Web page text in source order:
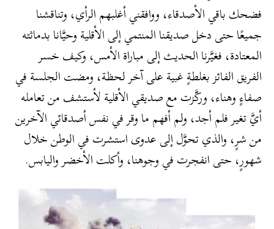
فضحك باقي الأصدقاء، ووافقني أغلبهم الرأي، وتناقشنا
جميعًا حتى دخل صديقنا المنتمي إلى الأقلية وحيَّانا بدماثته
المعتادة، فغيَّرنا الحديث إلى مباراة الأمس، وكيف خسر
الفريق الفائز بغلطةٍ غبية على آخر لحظة، ومضت الجلسة في
صفاءٍ وهناء، وركَّزت مع صديقي الأقلية لأستشف من تعامله
أيَّ تغير فلم أجد، ولم أفهم ما وقر في نفس أصدقائي الآخرين
من شرٍ، والذي تحوَّل إلى عدوى استشرت في الوطن خلال
شهورٍ، حتى انفجرت في وجوهنا، وأكلت الأخضر واليابس.